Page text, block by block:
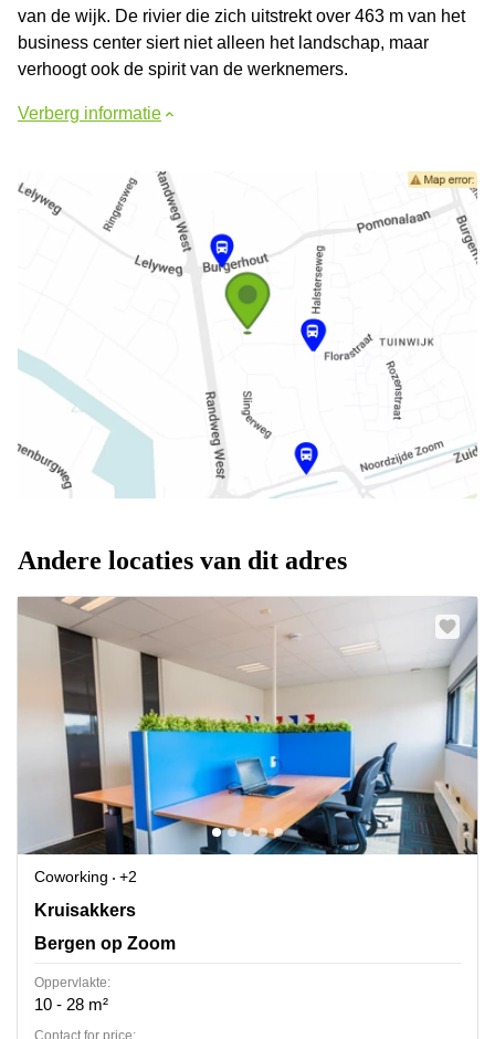
van de wijk. De rivier die zich uitstrekt over 463 m van het
business center siert niet alleen het landschap, maar
verhoogt ook de spirit van de werknemers.
Verberg informatie
Andere locaties van dit adres
Coworking
+2
Kruisakkers 2, Bergen op Zoom
Kruisakkers
Bergen op Zoom
Oppervlakte:
10 - 28 m²
Contact for price: